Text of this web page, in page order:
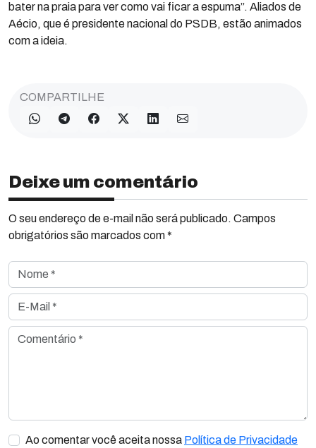
bater na praia para ver como vai ficar a espuma”. Aliados de
Aécio, que é presidente nacional do PSDB, estão animados
com a ideia.
COMPARTILHE
Deixe um comentário
O seu endereço de e-mail não será publicado. Campos
obrigatórios são marcados com *
Nome *
E-Mail *
Comentário *
Ao comentar você aceita nossa Política de Privacidade